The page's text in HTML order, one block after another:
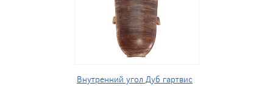
Внутренний угол Дуб гартвис